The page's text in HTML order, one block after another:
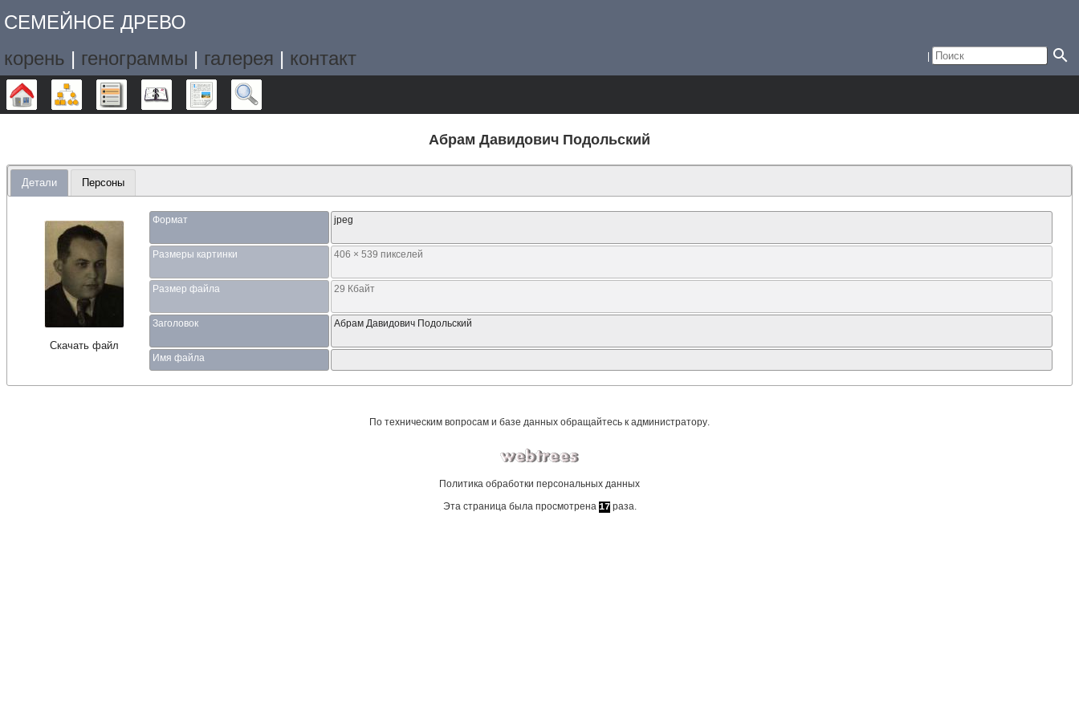
СЕМЕЙНОЕ ДРЕВО
корень | генограммы | галерея | контакт
Дерево Графики Списки Календарь Отчёты
Абрам Давидович Подольский
Детали Персоны
Скачать файл
Формат jpeg
Размеры картинки 406 × 539 пикселей
Размер файла 29 Кбайт
Заголовок Абрам Давидович Подольский
Имя файла
По техническим вопросам и базе данных обращайтесь к администратору.
Политика обработки персональных данных
Эта страница была просмотрена 17раза.